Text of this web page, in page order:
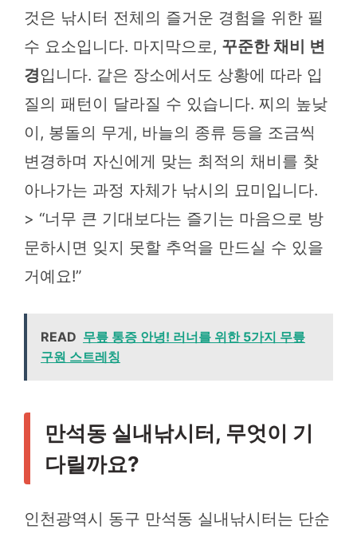
것은 낚시터 전체의 즐거운 경험을 위한 필
수 요소입니다. 마지막으로, 꾸준한 채비 변
경입니다. 같은 장소에서도 상황에 따라 입
질의 패턴이 달라질 수 있습니다. 찌의 높낮
이, 봉돌의 무게, 바늘의 종류 등을 조금씩
변경하며 자신에게 맞는 최적의 채비를 찾
아나가는 과정 자체가 낚시의 묘미입니다.
> “너무 큰 기대보다는 즐기는 마음으로 방
문하시면 잊지 못할 추억을 만드실 수 있을
거예요!”
READ 무릎 통증 안녕! 러너를 위한 5가지 무릎
구원 스트레칭
만석동 실내낚시터, 무엇이 기
다릴까요?
인천광역시 동구 만석동 실내낚시터는 단순